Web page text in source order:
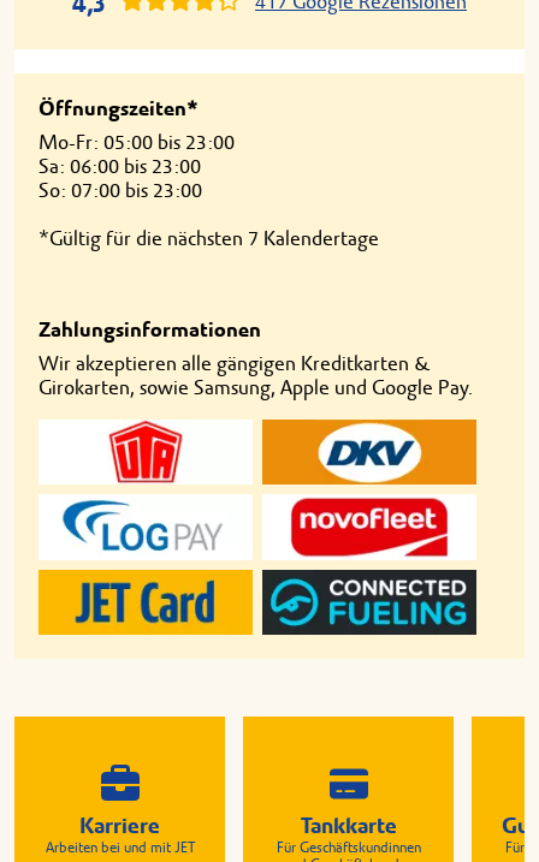
Öffnungszeiten*
Mo-Fr: 05:00 bis 23:00
Sa: 06:00 bis 23:00
So: 07:00 bis 23:00
*Gültig für die nächsten 7 Kalendertage
Zahlungsinformationen
Wir akzeptieren alle gängigen Kreditkarten &
Girokarten, sowie Samsung, Apple und Google Pay.
Karriere
Arbeiten bei und mit JET
Tankkarte
Für Geschäftskundinnen
Für